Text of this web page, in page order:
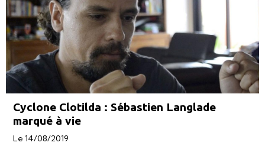
Cyclone Clotilda : Sébastien Langlade
marqué à vie
Le 14/08/2019